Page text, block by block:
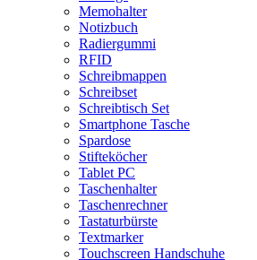
Memohalter
Notizbuch
Radiergummi
RFID
Schreibmappen
Schreibset
Schreibtisch Set
Smartphone Tasche
Spardose
Stifteköcher
Tablet PC
Taschenhalter
Taschenrechner
Tastaturbürste
Textmarker
Touchscreen Handschuhe